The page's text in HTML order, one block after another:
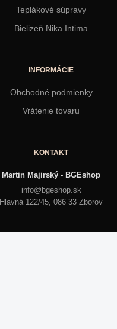
Teplákové súpravy
Bielizeň Nika Intima
INFORMÁCIE
Obchodné podmienky
Vrátenie tovaru
KONTAKT
Martin Majirský - BGEshop
info@bgeshop.sk
Hlavná 122/45, 086 33 Zborov